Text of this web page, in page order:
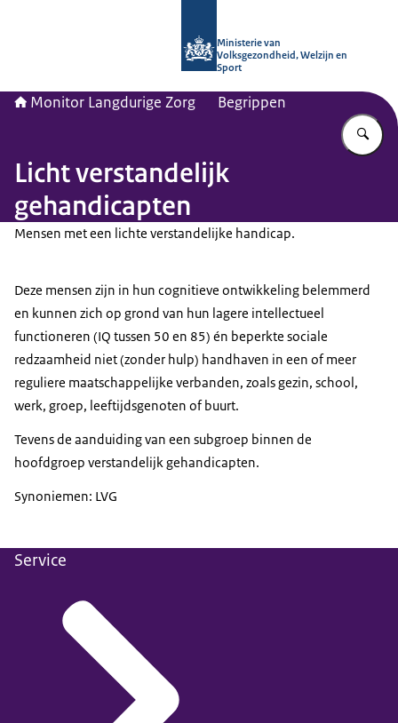
Ministerie van
Volksgezondheid, Welzijn en
Sport
Monitor Langdurige Zorg Begrippen
Licht verstandelijk
gehandicapten
Mensen met een lichte verstandelijke handicap.
Deze mensen zijn in hun cognitieve ontwikkeling belemmerd
en kunnen zich op grond van hun lagere intellectueel
functioneren (IQ tussen 50 en 85) én beperkte sociale
redzaamheid niet (zonder hulp) handhaven in een of meer
reguliere maatschappelijke verbanden, zoals gezin, school,
werk, groep, leeftijdsgenoten of buurt.
Tevens de aanduiding van een subgroep binnen de
hoofdgroep verstandelijk gehandicapten.
Synoniemen: LVG
Service